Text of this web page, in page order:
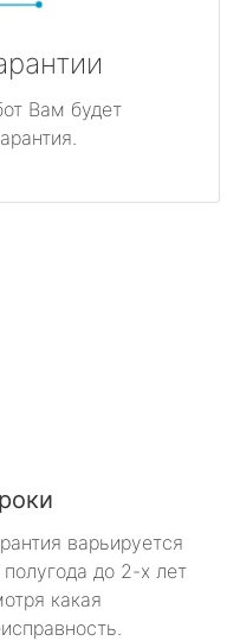
Вам будет
варьируется
полугода до 2-х лет
какая